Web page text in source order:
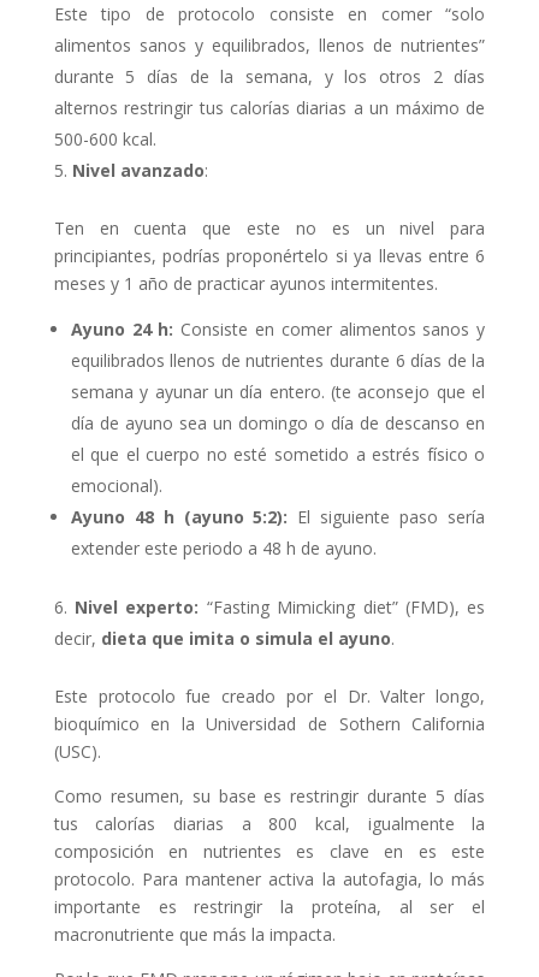
Este tipo de protocolo consiste en comer “solo
alimentos sanos y equilibrados, llenos de nutrientes”
durante 5 días de la semana, y los otros 2 días
alternos restringir tus calorías diarias a un máximo de
500-600 kcal.
Nivel avanzado:
Ten en cuenta que este no es un nivel para
principiantes, podrías proponértelo si ya llevas entre 6
meses y 1 año de practicar ayunos intermitentes.
Ayuno 24 h: Consiste en comer alimentos sanos y
equilibrados llenos de nutrientes durante 6 días de la
semana y ayunar un día entero. (te aconsejo que el
día de ayuno sea un domingo o día de descanso en
el que el cuerpo no esté sometido a estrés físico o
emocional).
Ayuno 48 h (ayuno 5:2): El siguiente paso sería
extender este periodo a 48 h de ayuno.
Nivel experto: “Fasting Mimicking diet” (FMD), es
decir, dieta que imita o simula el ayuno.
Este protocolo fue creado por el Dr. Valter longo,
bioquímico en la Universidad de Sothern California
(USC).
Como resumen, su base es restringir durante 5 días
tus calorías diarias a 800 kcal, igualmente la
composición en nutrientes es clave en es este
protocolo. Para mantener activa la autofagia, lo más
importante es restringir la proteína, al ser el
macronutriente que más la impacta.